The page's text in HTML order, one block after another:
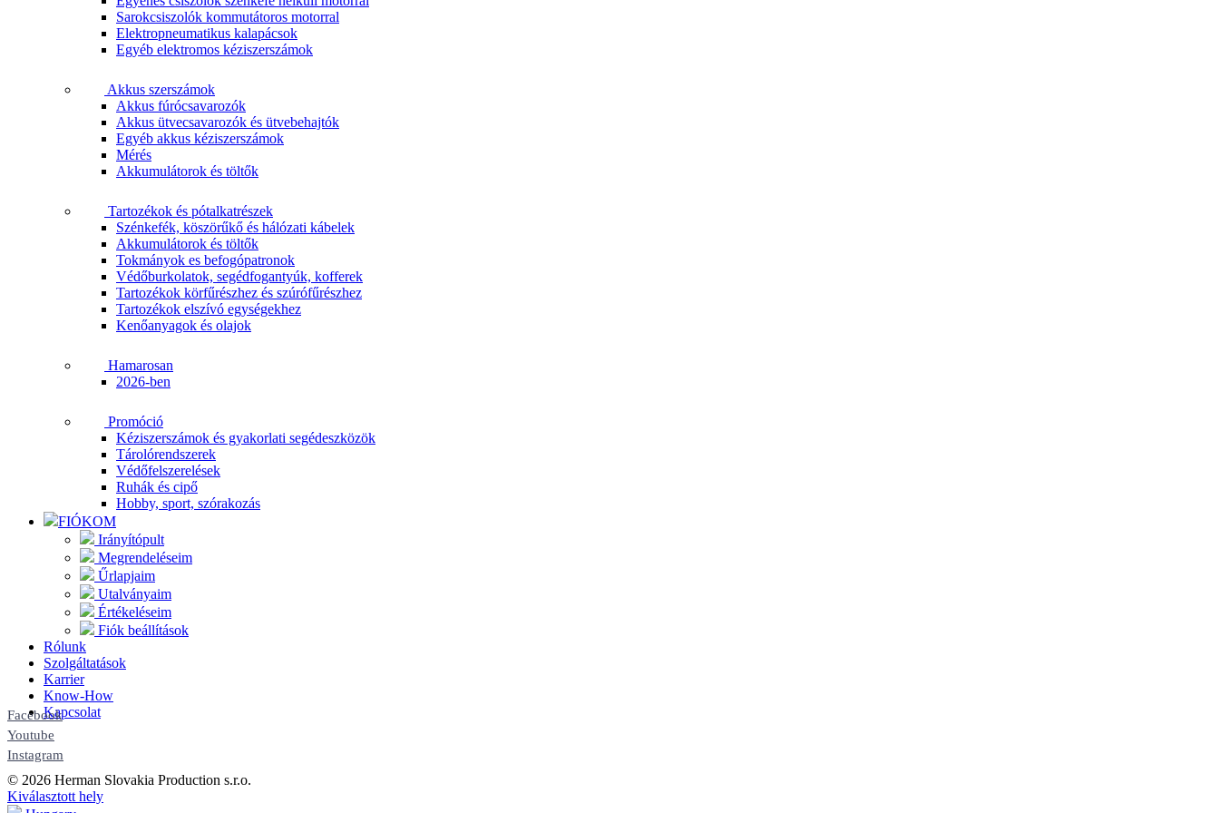
Sarokcsiszolók kommutátoros motorral
Elektropneumatikus kalapácsok
Egyéb elektromos kéziszerszámok
Akkus szerszámok
Akkus fúrócsavarozók
Akkus ütvecsavarozók és ütvebehajtók
Egyéb akkus kéziszerszámok
Mérés
Akkumulátorok és töltők
Tartozékok és pótalkatrészek
Szénkefék, köszörűkő és hálózati kábelek
Akkumulátorok és töltők
Tokmányok es befogópatronok
Védőburkolatok, segédfogantyúk, kofferek
Tartozékok körfűrészhez és szúrófűrészhez
Tartozékok elszívó egységekhez
Kenőanyagok és olajok
Hamarosan
2026-ben
Promóció
Kéziszerszámok és gyakorlati segédeszközök
Tárolórendszerek
Védőfelszerelések
Ruhák és cipő
Hobby, sport, szórakozás
FIÓKOM
Irányítópult
Megrendeléseim
Űrlapjaim
Utalványaim
Értékeléseim
Fiók beállítások
Rólunk
Szolgáltatások
Karrier
Know-How
Kapcsolat
Facebook
Youtube
Instagram
© 2026 Herman Slovakia Production s.r.o.
Kiválasztott hely